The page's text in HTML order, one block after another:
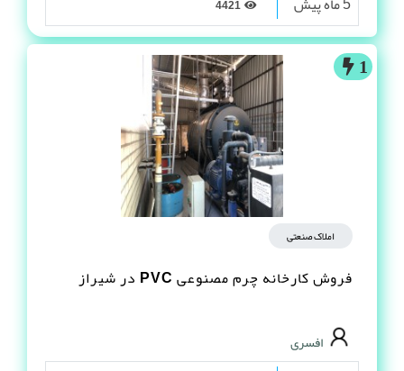
1
املاک صنعتی
فروش کارخانه چرم مصنوعى PVC در شیراز
افسری